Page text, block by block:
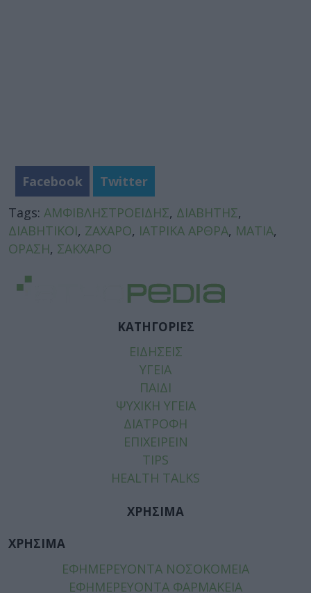
Facebook
Twitter
Tags: ΑΜΦΙΒΛΗΣΤΡΟΕΙΔΗΣ, ΔΙΑΒΗΤΗΣ,
ΔΙΑΒΗΤΙΚΟΙ, ΖΑΧΑΡΟ, ΙΑΤΡΙΚΑ ΑΡΘΡΑ, ΜΑΤΙΑ,
ΟΡΑΣΗ, ΣΑΚΧΑΡΟ
ΚΑΤΗΓΟΡΙΕΣ
ΕΙΔΗΣΕΙΣ
ΥΓΕΙΑ
ΠΑΙΔΙ
ΨΥΧΙΚΗ ΥΓΕΙΑ
ΔΙΑΤΡΟΦΗ
ΕΠΙΧΕΙΡΕΙΝ
TIPS
HEALTH TALKS
ΧΡΗΣΙΜΑ
ΧΡΗΣΙΜΑ
ΕΦΗΜΕΡΕΥΟΝΤΑ ΝΟΣΟΚΟΜΕΙΑ
ΕΦΗΜΕΡΕΥΟΝΤΑ ΦΑΡΜΑΚΕΙΑ